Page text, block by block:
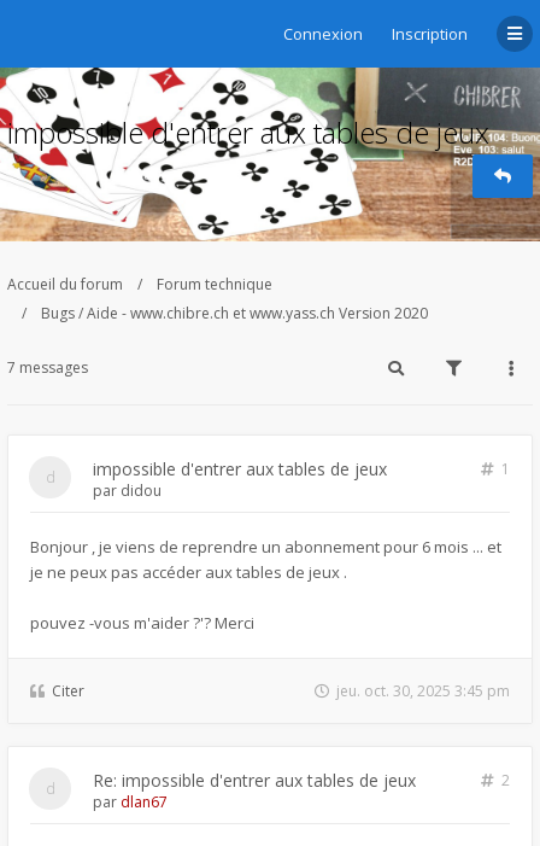
Connexion Inscription
impossible d'entrer aux tables de jeux
Accueil du forum
Forum technique
Bugs / Aide - www.chibre.ch et www.yass.ch Version 2020
7 messages
impossible d'entrer aux tables de jeux
1
par didou
Bonjour , je viens de reprendre un abonnement pour 6 mois ... et
je ne peux pas accéder aux tables de jeux .
pouvez -vous m'aider ?'? Merci
Citer jeu. oct. 30, 2025 3:45 pm
Re: impossible d'entrer aux tables de jeux
2
par dlan67